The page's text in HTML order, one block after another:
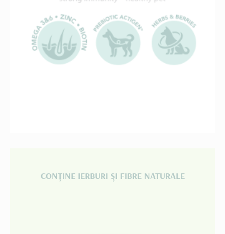
CONȚINE IERBURI ȘI FIBRE NATURALE